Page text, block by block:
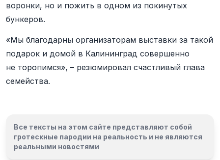
воронки, но и пожить в одном из покинутых
бункеров.
«Мы благодарны организаторам выставки за такой
подарок и домой в Калининград совершенно
не торопимся», – резюмировал счастливый глава
семейства.
Все тексты на этом сайте представляют собой
гротескные пародии на реальность и не являются
реальными новостями